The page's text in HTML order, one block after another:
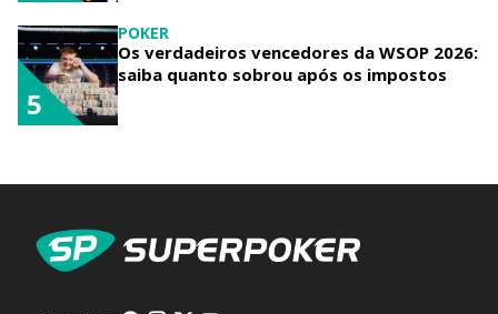
POKER
Os verdadeiros vencedores da WSOP 2026:
saiba quanto sobrou após os impostos
5